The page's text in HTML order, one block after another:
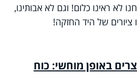
לא ראינו כלום! וגם לא אבותינו,
ציורים של היד החזקה!
באופן מוחשי: כוח